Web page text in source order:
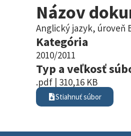
Názov
Anglický jazyk, úroveň
Kategória
2010/2011
Typ a veľkosť
.pdf | 310,16 KB
Stiahnuť súbor